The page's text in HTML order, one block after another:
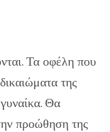
Τα οφέλη που
της
Θα
προώθηση της